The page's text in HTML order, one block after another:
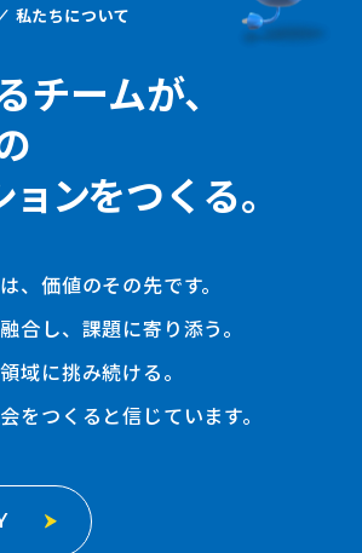
私たちについて
チームが、
ョンをつくる。
、価値のその先です。
合し、課題に寄り添う。
域に挑み続ける。
をつくると信じています。